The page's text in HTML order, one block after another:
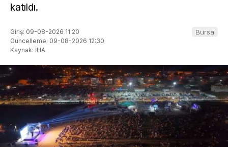
katıldı.
Giriş: 09-08-2026 11:20
Güncelleme: 09-08-2026 12:30
Kaynak: İHA
Bursa